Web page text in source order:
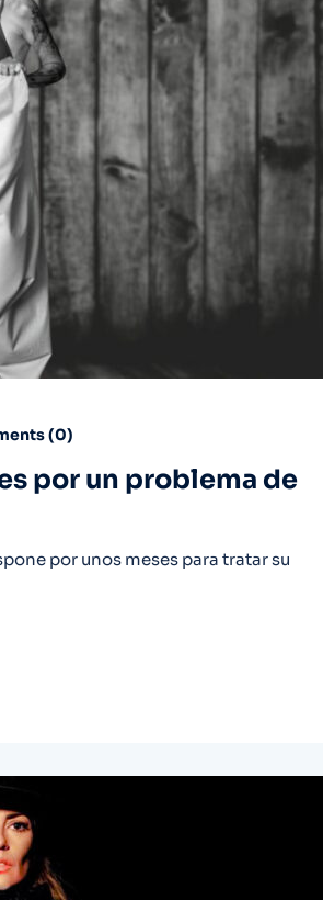
(0)
por un problema de
por unos meses para tratar su